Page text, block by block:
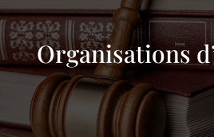
Organisations